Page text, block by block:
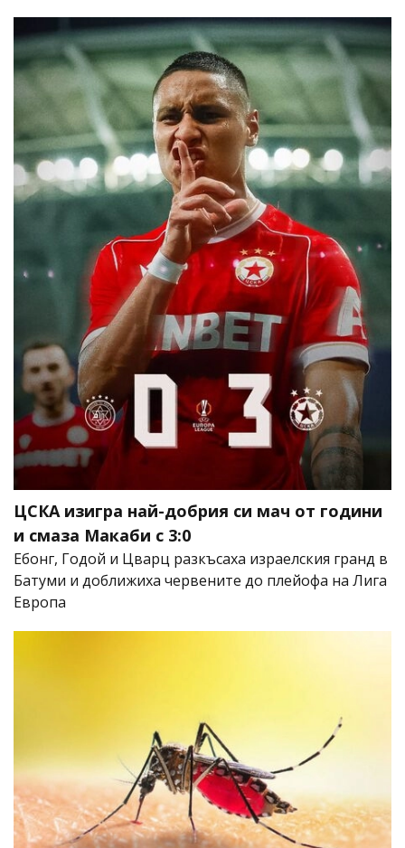
ЦСКА изигра най-добрия си мач от години
и смаза Макаби с 3:0
Ебонг, Годой и Цварц разкъсаха израелския гранд в
Батуми и доближиха червените до плейофа на Лига
Европа